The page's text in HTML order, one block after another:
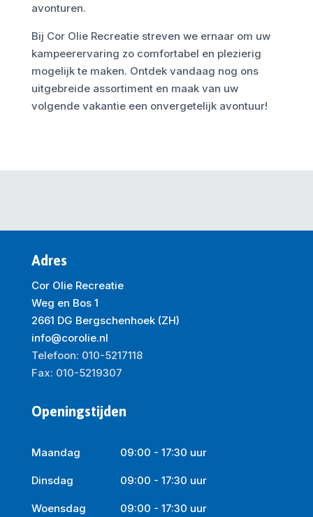
avonturen.
Bij Cor Olie Recreatie streven we ernaar om uw
kampeerervaring zo comfortabel en plezierig
mogelijk te maken. Ontdek vandaag nog ons
uitgebreide assortiment en maak van uw
volgende vakantie een onvergetelijk avontuur!
Adres
Cor Olie Recreatie
Weg en Bos 1
2661 DG Bergschenhoek (ZH)
info@corolie.nl
Telefoon: 010-5217118
Fax: 010-5219307
Openingstijden
Maandag 09:00 - 17:30 uur
Dinsdag 09:00 - 17:30 uur
Woensdag 09:00 - 17:30 uur